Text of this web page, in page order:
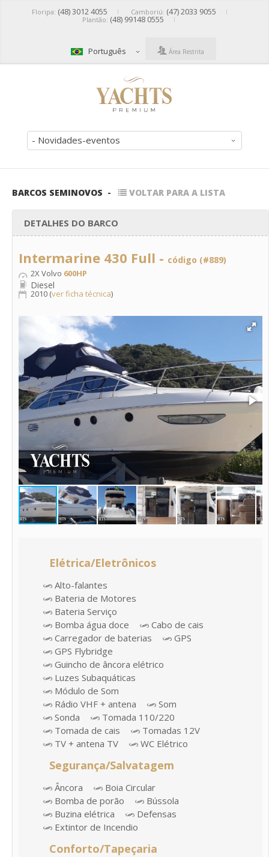
Floripa: (48) 3012 4055 Camboriú: (47) 2033 9055
Plantão: (48) 99148 0555
Português Área Restrita
- Novidades-eventos
BARCOS SEMINOVOS - VOLTAR PARA A LISTA
DETALHES DO BARCO
Intermarine 430 Full - código (#889)
2X Volvo 600HP
Diesel
2010 (ver ficha técnica)
Elétrica/Eletrônicos
Alto-falantes
Bateria de Motores
Bateria Serviço
Bomba água doce
Cabo de cais
Carregador de baterias
GPS
GPS Flybridge
Guincho de âncora elétrico
Luzes Subaquáticas
Módulo de Som
Rádio VHF + antena
Som
Sonda
Tomada 110/220
Tomada de cais
Tomadas 12V
TV + antena TV
WC Elétrico
Segurança/Salvatagem
Âncora
Boia Circular
Bomba de porão
Bússola
Buzina elétrica
Defensas
Extintor de Incendio
Conforto/Tapeçaria